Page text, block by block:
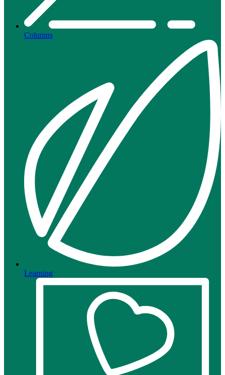
Columns
Learning